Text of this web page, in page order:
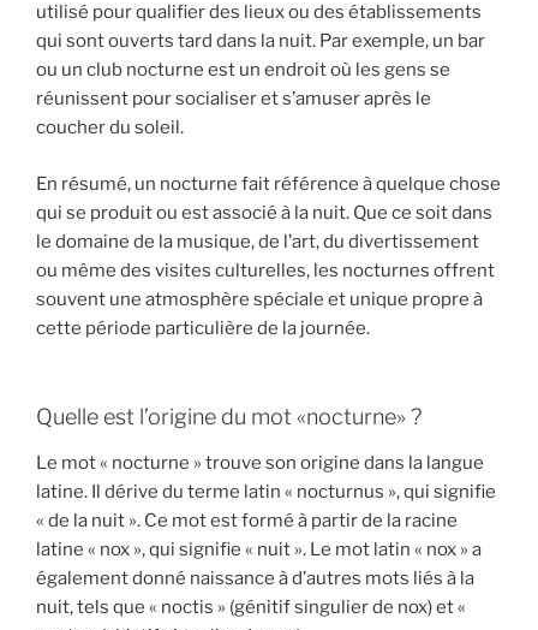
utilisé pour qualifier des lieux ou des établissements
qui sont ouverts tard dans la nuit. Par exemple, un bar
ou un club nocturne est un endroit où les gens se
réunissent pour socialiser et s’amuser après le
coucher du soleil.
En résumé, un nocturne fait référence à quelque chose
qui se produit ou est associé à la nuit. Que ce soit dans
le domaine de la musique, de l’art, du divertissement
ou même des visites culturelles, les nocturnes offrent
souvent une atmosphère spéciale et unique propre à
cette période particulière de la journée.
Quelle est l’origine du mot «nocturne» ?
Le mot « nocturne » trouve son origine dans la langue
latine. Il dérive du terme latin « nocturnus », qui signifie
« de la nuit ». Ce mot est formé à partir de la racine
latine « nox », qui signifie « nuit ». Le mot latin « nox » a
également donné naissance à d’autres mots liés à la
nuit, tels que « noctis » (génitif singulier de nox) et «